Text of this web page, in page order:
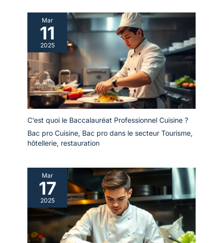
Mar
11
2025
C’est quoi le Baccalauréat Professionnel Cuisine ?
Bac pro Cuisine, Bac pro dans le secteur Tourisme,
hôtellerie, restauration
Mar
17
2025